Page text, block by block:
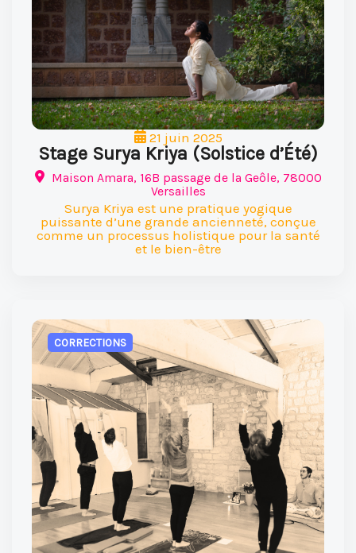
21 juin 2025
Stage Surya Kriya (Solstice d’Été)
Maison Amara, 16B passage de la Geôle, 78000
Versailles
Surya Kriya est une pratique yogique
puissante d’une grande ancienneté, conçue
comme un processus holistique pour la santé
et le bien-être
CORRECTIONS